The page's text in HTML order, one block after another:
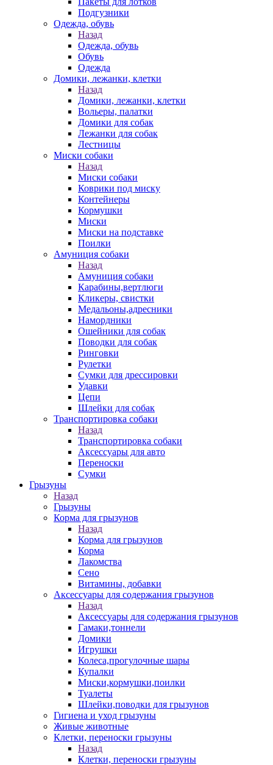
Подгузники
Одежда, обувь
Назад
Одежда, обувь
Обувь
Одежда
Домики, лежанки, клетки
Назад
Домики, лежанки, клетки
Вольеры, палатки
Домики для собак
Лежанки для собак
Лестницы
Миски собаки
Назад
Миски собаки
Коврики под миску
Контейнеры
Кормушки
Миски
Миски на подставке
Поилки
Амуниция собаки
Назад
Амуниция собаки
Карабины,вертлюги
Кликеры, свистки
Медальоны,адресники
Намордники
Ошейники для собак
Поводки для собак
Ринговки
Рулетки
Сумки для дрессировки
Удавки
Цепи
Шлейки для собак
Транспортировка собаки
Назад
Транспортировка собаки
Аксессуары для авто
Переноски
Сумки
Грызуны
Назад
Грызуны
Корма для грызунов
Назад
Корма для грызунов
Корма
Лакомства
Сено
Витамины, добавки
Аксессуары для содержания грызунов
Назад
Аксессуары для содержания грызунов
Гамаки,тоннели
Домики
Игрушки
Колеса,прогулочные шары
Купалки
Миски,кормушки,поилки
Туалеты
Шлейки,поводки для грызунов
Гигиена и уход грызуны
Живые животные
Клетки, переноски грызуны
Назад
Клетки, переноски грызуны